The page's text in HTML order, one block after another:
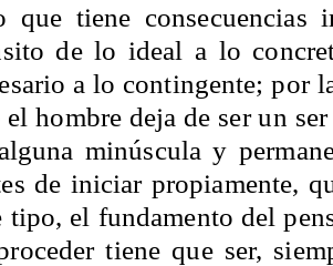
que tiene
de lo ideal a lo
a lo contingente; por
el hombre deja de ser un
minúscula y
de iniciar propiamente,
tipo, el fundamento del
tiene que ser,